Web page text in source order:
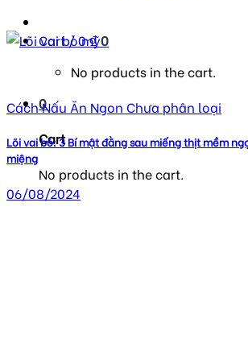
Cart /0₫0
No products in the cart.
0
Cart
No products in the cart.
Cách Nấu Ăn Ngon Chưa phân loại
Lõi vai bò: 3 Bí mật đằng sau miếng thịt mềm
miệng
06/08/2024